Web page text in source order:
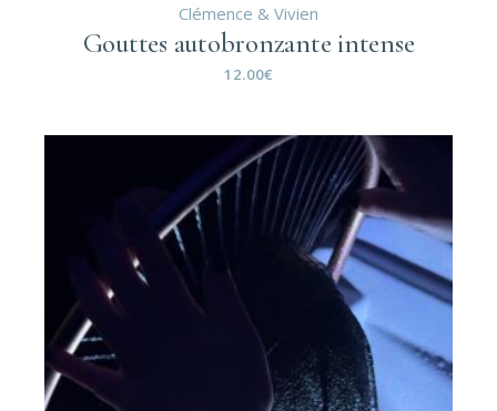
Clémence & Vivien
Gouttes autobronzante intense
12.00€